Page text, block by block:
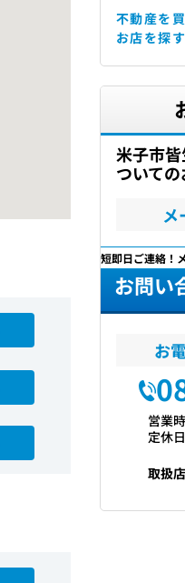
不動産を
お店を探す
米子市
ついて
メ
最短即日ご連絡！
お問い
お
営業
定休
取扱店